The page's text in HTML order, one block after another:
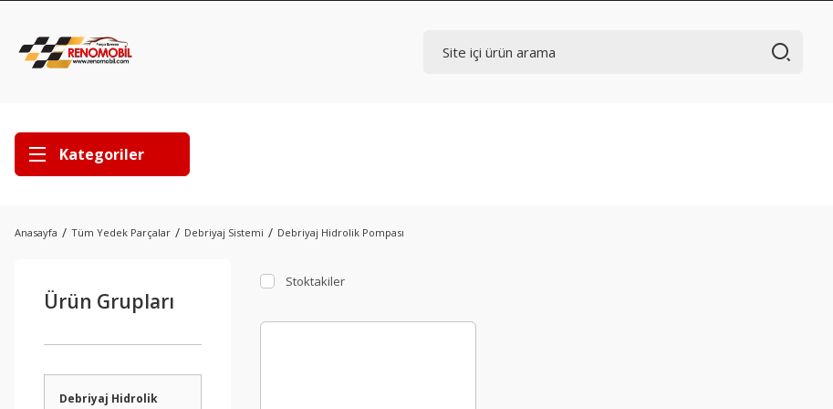
Kategoriler
Anasayfa Tüm Yedek Parçalar Debriyaj Sistemi Debriyaj Hidrolik Pompası
Ürün Grupları
Debriyaj Hidrolik
Stoktakiler